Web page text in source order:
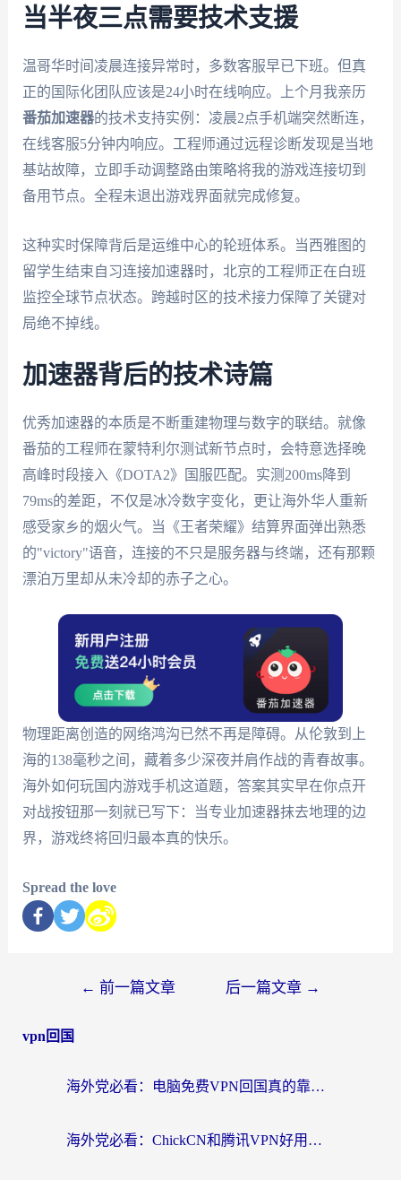
当半夜三点需要技术支援
温哥华时间凌晨连接异常时，多数客服早已下班。但真
正的国际化团队应该是24小时在线响应。上个月我亲历
番茄加速器的技术支持实例：凌晨2点手机端突然断连，
在线客服5分钟内响应。工程师通过远程诊断发现是当地
基站故障，立即手动调整路由策略将我的游戏连接切到
备用节点。全程未退出游戏界面就完成修复。
这种实时保障背后是运维中心的轮班体系。当西雅图的
留学生结束自习连接加速器时，北京的工程师正在白班
监控全球节点状态。跨越时区的技术接力保障了关键对
局绝不掉线。
加速器背后的技术诗篇
优秀加速器的本质是不断重建物理与数字的联结。就像
番茄的工程师在蒙特利尔测试新节点时，会特意选择晚
高峰时段接入《DOTA2》国服匹配。实测200ms降到
79ms的差距，不仅是冰冷数字变化，更让海外华人重新
感受家乡的烟火气。当《王者荣耀》结算界面弹出熟悉
的"victory"语音，连接的不只是服务器与终端，还有那颗
漂泊万里却从未冷却的赤子之心。
物理距离创造的网络鸿沟已然不再是障碍。从伦敦到上
海的138毫秒之间，藏着多少深夜并肩作战的青春故事。
海外如何玩国内游戏手机这道题，答案其实早在你点开
对战按钮那一刻就已写下：当专业加速器抹去地理的边
界，游戏终将回归最本真的快乐。
Spread the love
← 前一篇文章 后一篇文章 →
vpn回国
海外党必看：电脑免费VPN回国真的靠谱吗？附实测对比与最优方案指南
海外党必看：ChickCN和腾讯VPN好用吗？3招选对回国加速器，告别地区限制